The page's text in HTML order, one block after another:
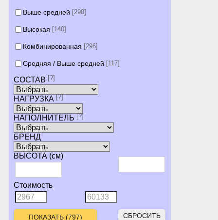
Выше средней [290]
Высокая [140]
Комбинированная [296]
Средняя / Выше средней [117]
СОСТАВ [?]
НАГРУЗКА [?]
НАПОЛНИТЕЛЬ [?]
БРЕНД
ВЫСОТА (см)
Стоимость
СБРОСИТЬ